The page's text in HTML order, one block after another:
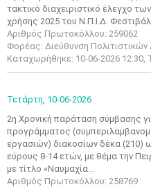
τακτικό διαχειριστικό έλεγχο
χρήσης 2025 του Ν.Π.Ι.Δ.
Αριθμός Πρωτοκόλλου: 259062
Φορέας: Διεύθυνση
Καταχωρήθηκε: 10-06-2026 12:30,
Τετάρτη, 10-06-2026
2η Χρονική παράταση σύμβασης
προγράμματος
εργασιών) διακοσίων δέκα (210)
εύρους 8-14 ετών, με θέμα την
με τίτλο «Ναυμαχία...
Αριθμός Πρωτοκόλλου: 258769